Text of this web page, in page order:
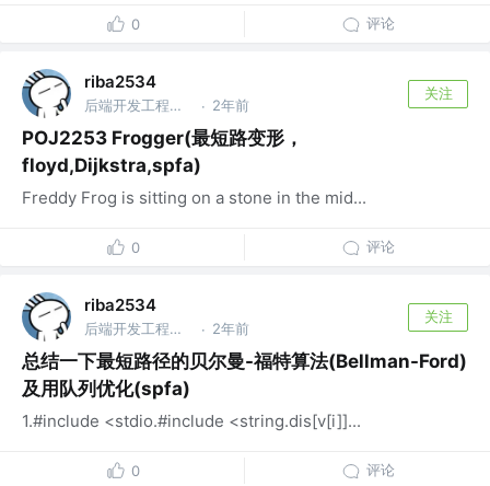
0 评论
riba2534
后端开发工程师 @字节跳动 · 2年前
关注
POJ2253 Frogger(最短路变形，
floyd,Dijkstra,spfa)
Freddy Frog is sitting on a stone in the mid...
0 评论
riba2534
后端开发工程师 @字节跳动 · 2年前
关注
总结一下最短路径的贝尔曼-福特算法(Bellman-Ford)
及用队列优化(spfa)
1.#include <stdio.#include <string.dis[v[i]]...
0 评论